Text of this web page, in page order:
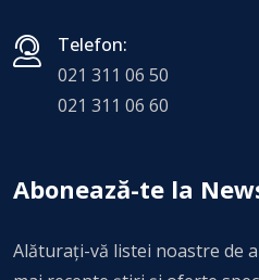
Telefon:
021 311 06 50
021 311 06 60
Abonează-te la
Alăturați-vă listei noastre de